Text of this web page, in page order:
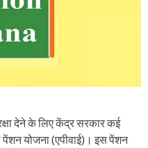
देने के लिए केंद्र सरकार कई
योजना (एपीवाई)। इस पेंशन